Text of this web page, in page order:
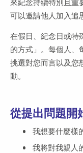
來紀念持續特別且重
可以邀請他人加入追
在假日、紀念日或特
的方式」。每個人、
挑選對您而言以及您
動。
從提出問題開
我想要什麼樣
我將對我親人